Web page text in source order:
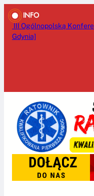
Przejdź
do
treści
INFO
Seminarium HELI 2025 –
o bezpieczeństwie i